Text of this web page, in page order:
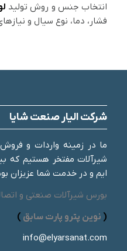
انتخاب جنس و روش تولید
فشار، دما، نوع سیال و
شرکت الیار صنعت شایا
ما در زمینه واردات و فروش
شیرآلات مفتخر هستیم که
ایم و در خدمت شما عزیزان
بورس شیرآلات صنعتی و
( نوین پترو پارت سابق )
info@elyarsanat.com